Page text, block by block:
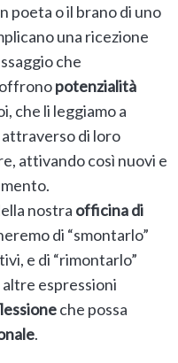
poeta o il brano di uno
una ricezione
che
potenzialità
che li leggiamo a
attraverso di loro
attivando così nuovi e
nostra officina di
di “smontarlo”
e di “rimontarlo”
espressioni
che possa
.